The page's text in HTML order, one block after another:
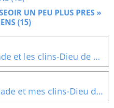
UN PEU PLUS PRES »
(15)
Extraits de livres lus (Jade et les clins-Dieu de M. St Esprit (1) )
Extraits de livres lus « Jade et mes clins-Dieu de M. Saint Esprit » (2)